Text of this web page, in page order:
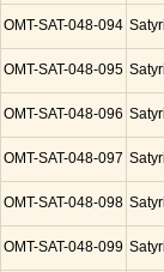
OMT-SAT-048-094
OMT-SAT-048-095
OMT-SAT-048-096
OMT-SAT-048-097
OMT-SAT-048-098
OMT-SAT-048-099